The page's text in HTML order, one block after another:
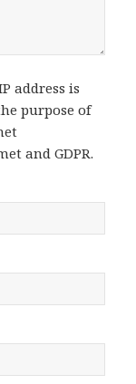
address is
purpose of
and GDPR.